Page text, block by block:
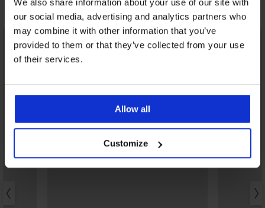
our social media, advertising and analytics partners who
may combine it with other information that you’ve
provided to them or that they’ve collected from your use
of their services.
Allow all
Customize
Misschien vindt u dit ook leuk